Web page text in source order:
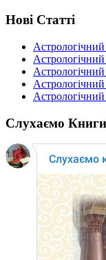
Нові Статті
Слухаємо